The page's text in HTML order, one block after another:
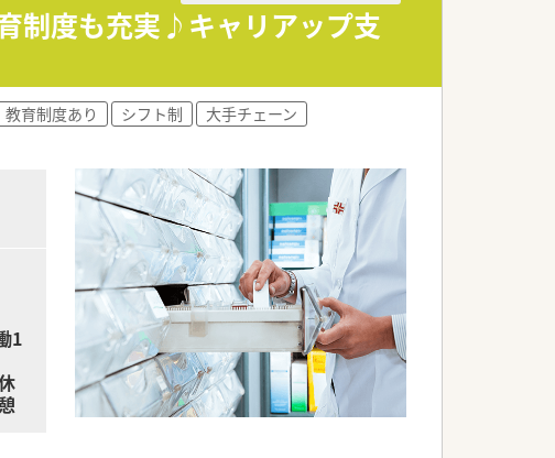
制度も充実♪キャリアップ支
教育制度あり シフト制
大手チェーン
1